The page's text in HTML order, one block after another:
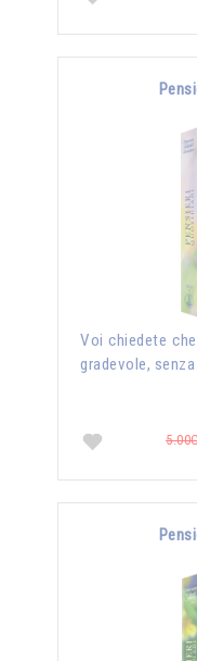
Voi chiedete
gradevole,